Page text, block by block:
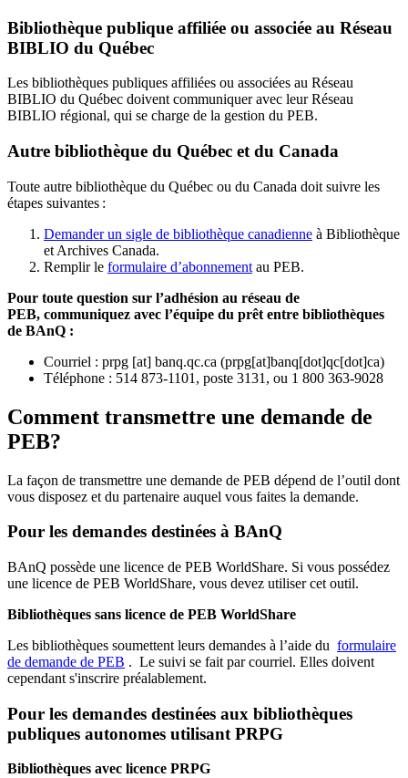
Bibliothèque publique affiliée ou associée au Réseau
BIBLIO du Québec
Les bibliothèques publiques affiliées ou associées au Réseau
BIBLIO du Québec doivent communiquer avec leur Réseau
BIBLIO régional, qui se charge de la gestion du PEB.
Autre bibliothèque du Québec et du Canada
Toute autre bibliothèque du Québec ou du Canada doit suivre les
étapes suivantes :
Demander un sigle de bibliothèque canadienne à Bibliothèque
et Archives Canada.
Remplir le formulaire d’abonnement au PEB.
Pour toute question sur l’adhésion au réseau de
PEB, communiquez avec l’équipe du prêt entre bibliothèques
de BAnQ :
Courriel : prpg [at] banq.qc.ca (prpg[at]banq[dot]qc[dot]ca)
Téléphone : 514 873-1101, poste 3131, ou 1 800 363-9028
Comment transmettre une demande de
PEB?
La façon de transmettre une demande de PEB dépend de l’outil dont
vous disposez et du partenaire auquel vous faites la demande.
Pour les demandes destinées à BAnQ
BAnQ possède une licence de PEB WorldShare. Si vous possédez
une licence de PEB WorldShare, vous devez utiliser cet outil.
Bibliothèques sans licence de PEB WorldShare
Les bibliothèques soumettent leurs demandes à l’aide du formulaire
de demande de PEB . Le suivi se fait par courriel. Elles doivent
cependant s'inscrire préalablement.
Pour les demandes destinées aux bibliothèques
publiques autonomes utilisant PRPG
Bibliothèques avec licence PRPG